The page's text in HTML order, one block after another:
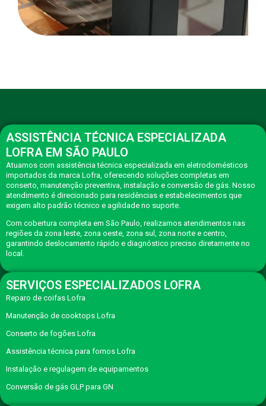
ASSISTÊNCIA TÉCNICA ESPECIALIZADA
LOFRA EM SÃO PAULO
Atuamos com assistência técnica especializada em eletrodomésticos
importados da marca Lofra, oferecendo soluções completas em
conserto, manutenção preventiva, instalação e conversão de gás. Nosso
atendimento é direcionado para residências e estabelecimentos que
exigem alto padrão técnico e agilidade no suporte.
Com cobertura completa em São Paulo, realizamos atendimentos nas
regiões da zona leste, zona oeste, zona sul, zona norte e centro,
garantindo deslocamento rápido e diagnóstico preciso diretamente no
local.
SERVIÇOS ESPECIALIZADOS LOFRA
Reparo de coifas Lofra
Manutenção de cooktops Lofra
Conserto de fogões Lofra
Assistência técnica para fornos Lofra
Instalação e regulagem de equipamentos
Conversão de gás GLP para GN